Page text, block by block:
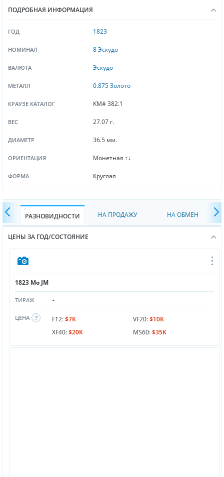
ПОДРОБНАЯ ИНФОРМАЦИЯ
ГОД 1823
НОМИНАЛ 8 Эскудо
ВАЛЮТА Эскудо
МЕТАЛЛ 0.875 Золото
КРАУЗЕ КАТАЛОГ KM# 382.1
ВЕС 27.07 г.
ДИАМЕТР 36.5 мм.
ОРИЕНТАЦИЯ Монетная ↑↓
ФОРМА Круглая
РАЗНОВИДНОСТИ НА ПРОДАЖУ НА ОБМЕН
ЦЕНЫ ЗА ГОД/СОСТОЯНИЕ
1823 Mo JM
ТИРАЖ -
ЦЕНА F12:$7K VF20:$10K
XF40:$20K MS60:$35K